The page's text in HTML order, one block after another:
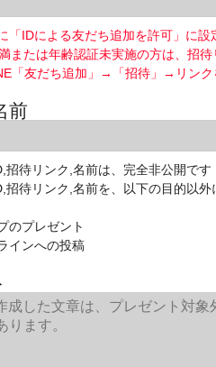
「IDによる友だち追加を許可」に設
または年齢認証未実施の方は、招待
「友だち追加」→「招待」→リンク
前
待リンク,名前は、完全非公開です
待リンク,名前を、以下の目的以外
のプレゼント
インへの投稿